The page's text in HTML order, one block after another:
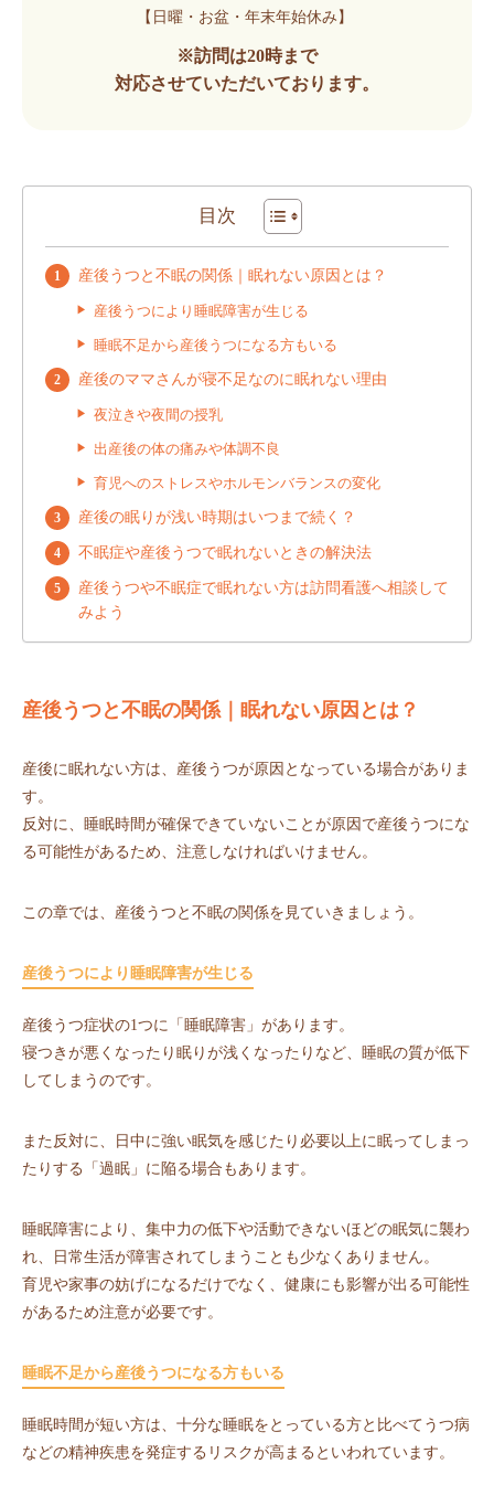
【日曜・お盆・年末年始休み】
※訪問は20時まで
対応させていただいております。
目次
産後うつと不眠の関係｜眠れない原因とは？
産後うつにより睡眠障害が生じる
睡眠不足から産後うつになる方もいる
産後のママさんが寝不足なのに眠れない理由
夜泣きや夜間の授乳
出産後の体の痛みや体調不良
育児へのストレスやホルモンバランスの変化
産後の眠りが浅い時期はいつまで続く？
不眠症や産後うつで眠れないときの解決法
産後うつや不眠症で眠れない方は訪問看護へ相談して
みよう
産後うつと不眠の関係｜眠れない原因とは？
産後に眠れない方は、産後うつが原因となっている場合がありま
す。
反対に、睡眠時間が確保できていないことが原因で産後うつにな
る可能性があるため、注意しなければいけません。
この章では、産後うつと不眠の関係を見ていきましょう。
産後うつにより睡眠障害が生じる
産後うつ症状の1つに「睡眠障害」があります。
寝つきが悪くなったり眠りが浅くなったりなど、睡眠の質が低下
してしまうのです。
また反対に、日中に強い眠気を感じたり必要以上に眠ってしまっ
たりする「過眠」に陥る場合もあります。
睡眠障害により、集中力の低下や活動できないほどの眠気に襲わ
れ、日常生活が障害されてしまうことも少なくありません。
育児や家事の妨げになるだけでなく、健康にも影響が出る可能性
があるため注意が必要です。
睡眠不足から産後うつになる方もいる
睡眠時間が短い方は、十分な睡眠をとっている方と比べてうつ病
などの精神疾患を発症するリスクが高まるといわれています。